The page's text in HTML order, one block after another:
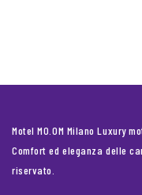
Motel MO.OM Milano Luxury
Comfort ed eleganza delle
riservato.